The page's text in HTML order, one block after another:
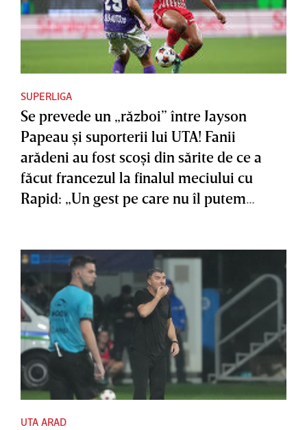
SUPERLIGA
Se prevede un „război” între Jayson
Papeau şi suporterii lui UTA! Fanii
arădeni au fost scoşi din sărite de ce a
făcut francezul la finalul meciului cu
Rapid: „Un gest pe care nu îl putem
UTA ARAD